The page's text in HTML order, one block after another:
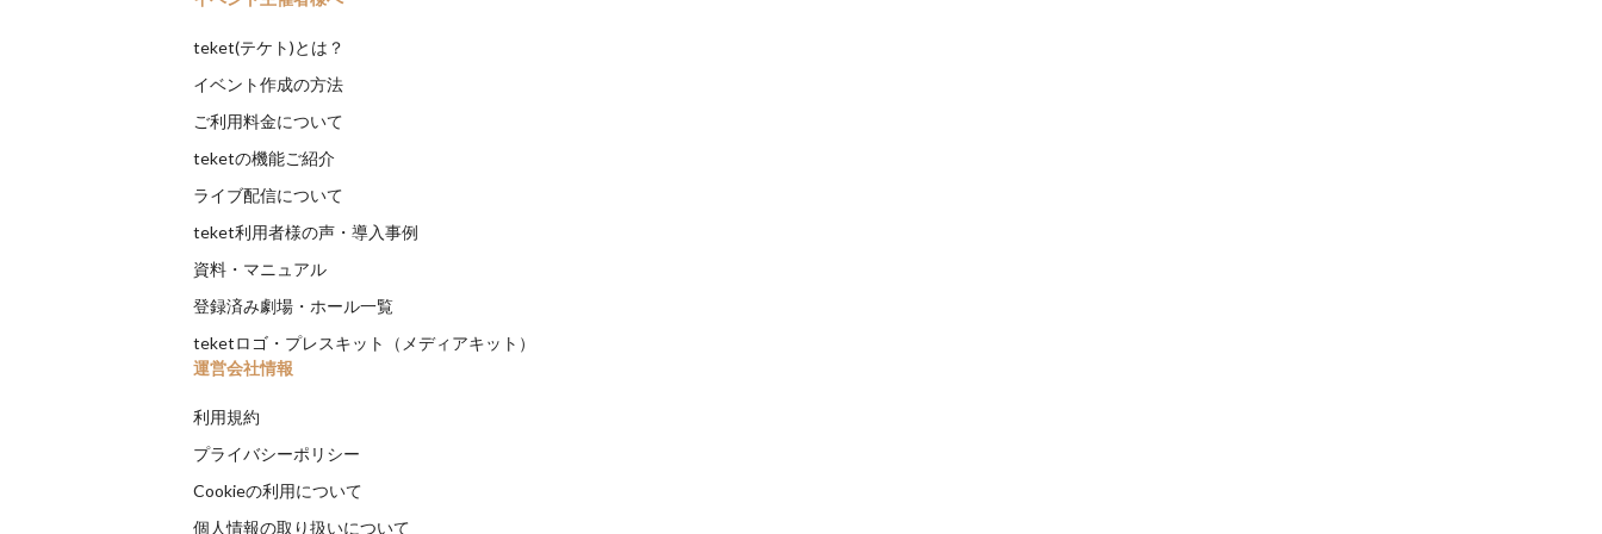
teket(テケト)とは？
イベント作成の方法
ご利用料金について
teketの機能ご紹介
ライブ配信について
teket利用者様の声・導入事例
資料・マニュアル
登録済み劇場・ホール一覧
teketロゴ・プレスキット（メディアキット）
運営会社情報
利用規約
プライバシーポリシー
Cookieの利用について
個人情報の取り扱いについて